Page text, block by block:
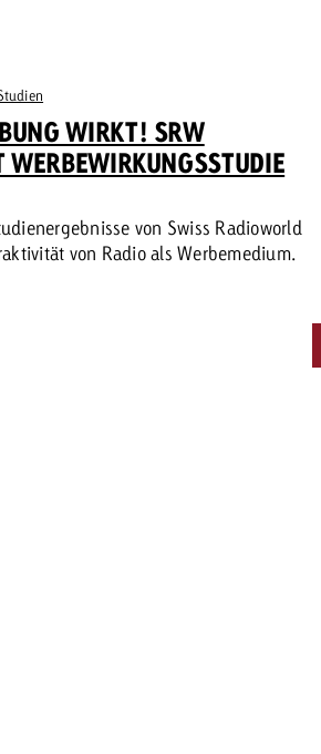
WIRKT! SRW
WERBEWIRKUNGSSTUDIE
von Swiss Radioworld
von Radio als Werbemedium.